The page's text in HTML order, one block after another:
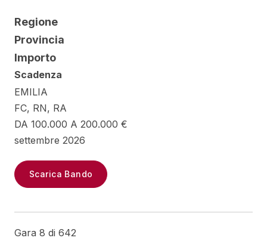
Regione
Provincia
Importo
Scadenza
EMILIA
FC, RN, RA
DA 100.000 A 200.000 €
settembre 2026
Scarica Bando
Gara 8 di 642